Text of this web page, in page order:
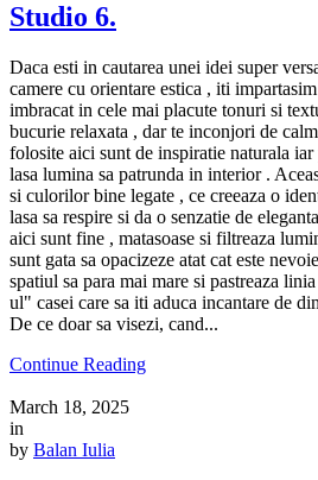
Studio 6.
Daca esti in cautarea unei idei super
camere cu orientare estica , iti
imbracat in cele mai placute tonuri si
bucurie relaxata , dar te inconjori de
folosite aici sunt de inspiratie naturala iar
lasa lumina sa patrunda in interior .
si culorilor bine legate , ce creeaza o
lasa sa respire si da o senzatie de
aici sunt fine , matasoase si filtreaza
sunt gata sa opacizeze atat cat este
spatiul sa para mai mare si pastreaza
ul" casei care sa iti aduca incantare de
De ce doar sa visezi, cand...
Continue Reading
March 18, 2025
in
by Balan Iulia